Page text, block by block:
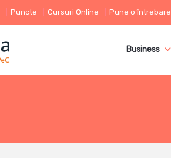
Puncte Cursuri Online Pune o întrebare
Business